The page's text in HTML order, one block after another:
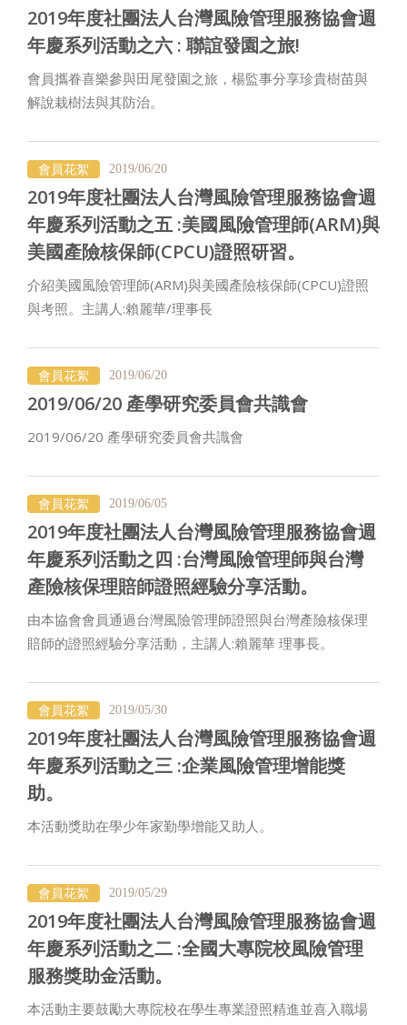
2019年度社團法人台灣風險管理服務協會週
年慶系列活動之六 : 聯誼發園之旅!
會員攜眷喜樂參與田尾發園之旅，楊監事分享珍貴樹苗與
解說栽樹法與其防治。
會員花絮 2019/06/20
2019年度社團法人台灣風險管理服務協會週
年慶系列活動之五 :美國風險管理師(ARM)與
美國產險核保師(CPCU)證照研習。
介紹美國風險管理師(ARM)與美國產險核保師(CPCU)證照
與考照。主講人:賴麗華/理事長
會員花絮 2019/06/20
2019/06/20 產學研究委員會共識會
2019/06/20 產學研究委員會共識會
會員花絮 2019/06/05
2019年度社團法人台灣風險管理服務協會週
年慶系列活動之四 :台灣風險管理師與台灣
產險核保理賠師證照經驗分享活動。
由本協會會員通過台灣風險管理師證照與台灣產險核保理
賠師的證照經驗分享活動，主講人:賴麗華 理事長。
會員花絮 2019/05/30
2019年度社團法人台灣風險管理服務協會週
年慶系列活動之三 :企業風險管理增能獎
助。
本活動獎助在學少年家勤學增能又助人。
會員花絮 2019/05/29
2019年度社團法人台灣風險管理服務協會週
年慶系列活動之二 :全國大專院校風險管理
服務獎助金活動。
本活動主要鼓勵大專院校在學生專業證照精進並喜入職場